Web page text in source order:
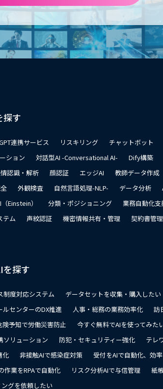
探す
連携サービス リスキリング
チャットボット
ション 対話型AI -Conversational AI-
Dify構築
認識・解析 顔認証 エッジAI
教師データ作成
外観検査 自然言語処理-NLP- データ分析
Einstein） 分類・ポジショニング
業務自動化支
テム 声紋認証 機密情報共有・管理
契約書管
を探す
制度対応システム
データセットを収集・購入したい
ルセンターのDX推進 人事・総務の業務効率化
訪
険予知で労働災害防止
今すぐ無料でAIを使ってみた
ソリューション 防犯・セキュリティー強化
テレ
化 非接触AIで感染症対策
受付をAIで自動化、効
作業をRPAで自動化 リスク分析AIで与信管理
紙
グを依頼したい